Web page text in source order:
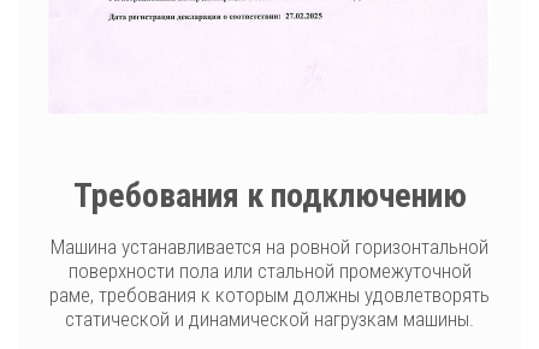
Требования к подключению
Машина устанавливается на ровной горизонтальной
поверхности пола или стальной промежуточной
раме, требования к которым должны удовлетворять
статической и динамической нагрузкам машины.